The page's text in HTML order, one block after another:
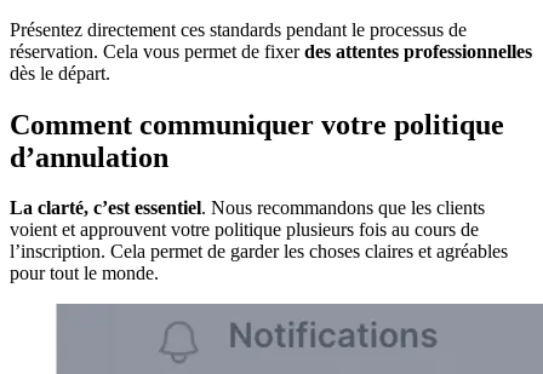
Présentez directement ces standards pendant le processus de
réservation. Cela vous permet de fixerdes attentes professionnelles
dès le départ.
Comment communiquer votre politique
d’annulation
La clarté, c’est essentiel. Nous recommandons que les clients
voient et approuvent votre politique plusieurs fois au cours de
l’inscription. Cela permet de garder les choses claires et agréables
pour tout le monde.